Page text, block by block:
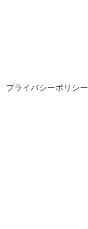
プライバシーポリシー